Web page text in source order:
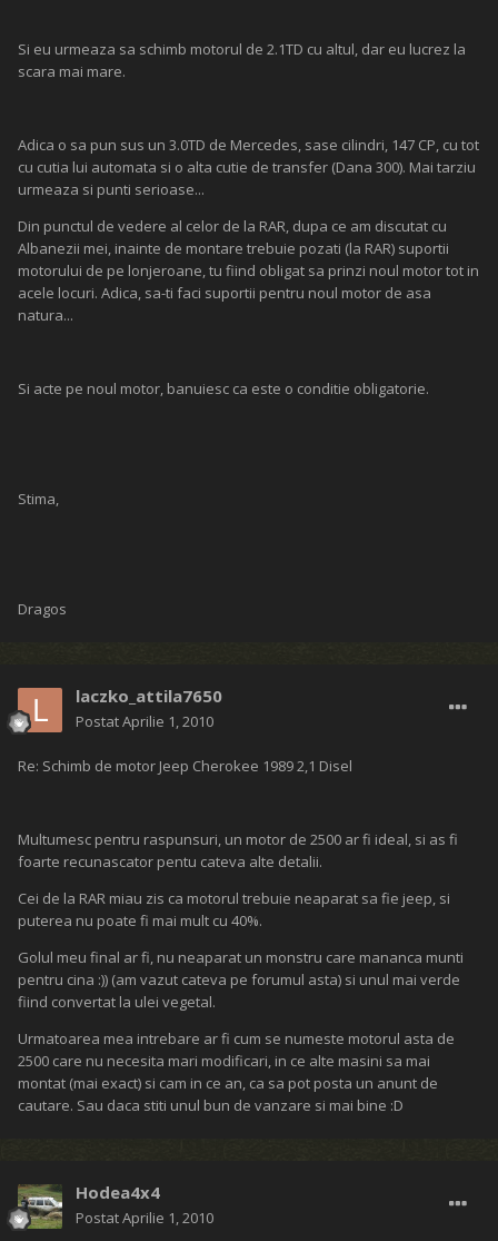
Si eu urmeaza sa schimb motorul de 2.1TD cu altul, dar eu lucrez la
scara mai mare.
Adica o sa pun sus un 3.0TD de Mercedes, sase cilindri, 147 CP, cu tot
cu cutia lui automata si o alta cutie de transfer (Dana 300). Mai tarziu
urmeaza si punti serioase...
Din punctul de vedere al celor de la RAR, dupa ce am discutat cu
Albanezii mei, inainte de montare trebuie pozati (la RAR) suportii
motorului de pe lonjeroane, tu fiind obligat sa prinzi noul motor tot in
acele locuri. Adica, sa-ti faci suportii pentru noul motor de asa
natura...
Si acte pe noul motor, banuiesc ca este o conditie obligatorie.
Stima,
Dragos
laczko_attila7650
PostatAprilie 1, 2010
Re: Schimb de motor Jeep Cherokee 1989 2,1 Disel
Multumesc pentru raspunsuri, un motor de 2500 ar fi ideal, si as fi
foarte recunascator pentu cateva alte detalii.
Cei de la RAR miau zis ca motorul trebuie neaparat sa fie jeep, si
puterea nu poate fi mai mult cu 40%.
Golul meu final ar fi, nu neaparat un monstru care mananca munti
pentru cina :)) (am vazut cateva pe forumul asta) si unul mai verde
fiind convertat la ulei vegetal.
Urmatoarea mea intrebare ar fi cum se numeste motorul asta de
2500 care nu necesita mari modificari, in ce alte masini sa mai
montat (mai exact) si cam in ce an, ca sa pot posta un anunt de
cautare. Sau daca stiti unul bun de vanzare si mai bine :D
Hodea4x4
PostatAprilie 1, 2010